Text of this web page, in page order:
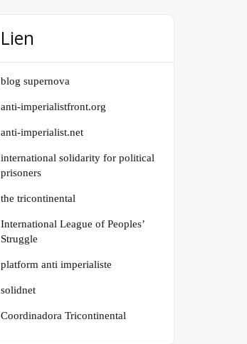
Lien
blog supernova
anti-imperialistfront.org
anti-imperialist.net
international solidarity for political
prisoners
the tricontinental
International League of Peoples’
Struggle
platform anti imperialiste
solidnet
Coordinadora Tricontinental